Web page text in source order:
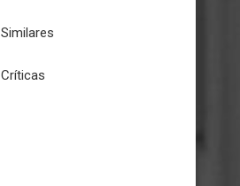
Similares
Críticas